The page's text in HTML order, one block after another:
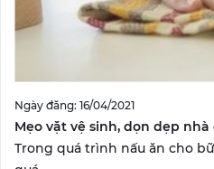
Ngày đăng: 16/04/2021
Mẹo vặt vệ sinh, dọn dẹp
Trong quá trình nấu ăn cho